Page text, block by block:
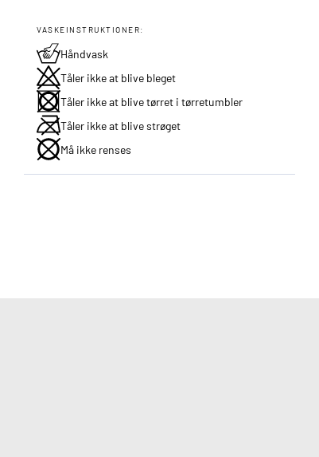
VASKEINSTRUKTIONER:
Håndvask
Tåler ikke at blive bleget
Tåler ikke at blive tørret i tørretumbler
Tåler ikke at blive strøget
Må ikke renses